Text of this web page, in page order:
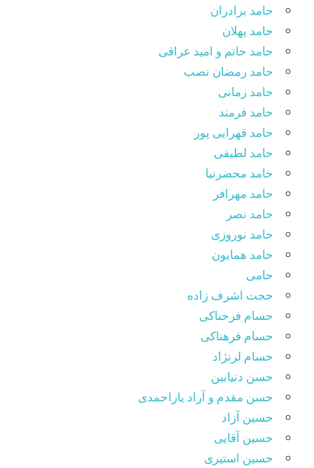
حامد برادران
حامد پهلان
حامد حاتم و امید عراقی
حامد رمضان نصب
حامد زمانی
حامد فرمند
حامد قهرایی پور
حامد لطیفی
حامد محضرنیا
حامد مهرافر
حامد نصر
حامد نوروزی
حامد همایون
حامی
حجت اشرف زاده
حسام فرحناکی
حسام فرهناکی
حسام لرنژاد
حسن دنیابین
حسن مقدم و آراد یاراحمدی
حسین آزاد
حسین آقایی
حسین استیری